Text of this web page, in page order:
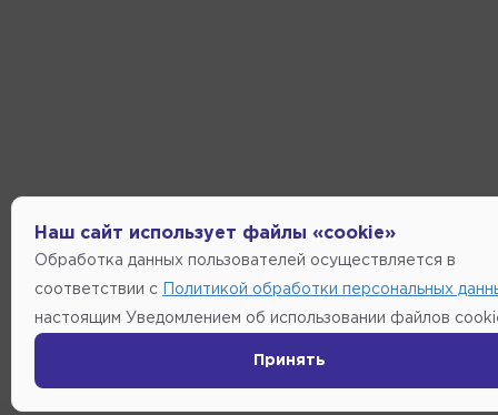
Наш сайт использует файлы «cookie»
Обработка данных пользователей осуществляется в
соответствии с Политикой обработки персональных
настоящим Уведомлением об использовании файлов
Принять